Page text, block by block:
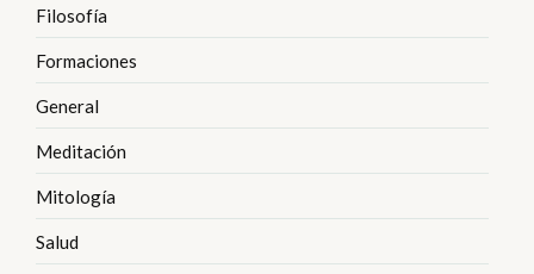
Filosofía
Formaciones
General
Meditación
Mitología
Salud